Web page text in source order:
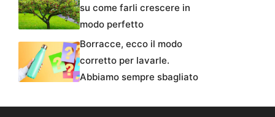
su come farli crescere in
modo perfetto
Borracce, ecco il modo
corretto per lavarle.
Abbiamo sempre sbagliato